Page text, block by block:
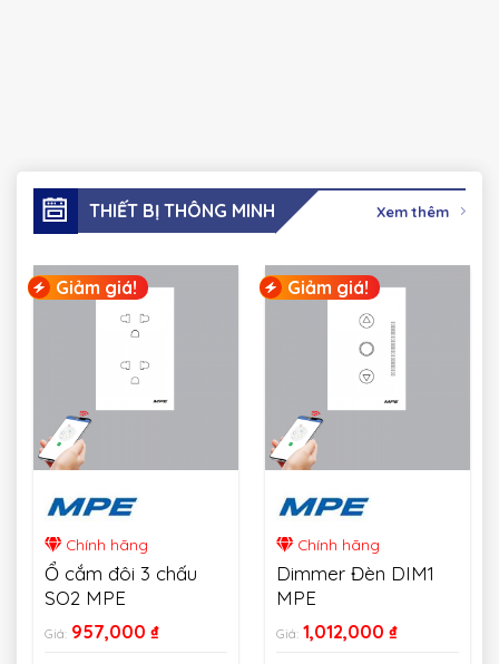
THIẾT BỊ THÔNG MINH Xem thêm
Giảm giá!
Chính hãng
Ổ cắm đôi 3 chấu
SO2 MPE
Giá: 957,000 ₫
Giảm giá!
Chính hãng
Dimmer Đèn DIM1
MPE
Giá: 1,012,000 ₫